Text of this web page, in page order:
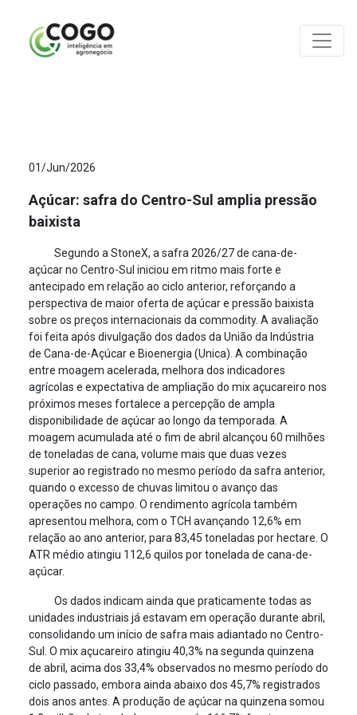
01/Jun/2026
Açúcar: safra do Centro-Sul amplia pressão
baixista
Segundo a StoneX, a safra 2026/27 de cana-de-
açúcar no Centro-Sul iniciou em ritmo mais forte e
antecipado em relação ao ciclo anterior, reforçando a
perspectiva de maior oferta de açúcar e pressão baixista
sobre os preços internacionais da commodity. A avaliação
foi feita após divulgação dos dados da União da Indústria
de Cana-de-Açúcar e Bioenergia (Unica). A combinação
entre moagem acelerada, melhora dos indicadores
agrícolas e expectativa de ampliação do mix açucareiro nos
próximos meses fortalece a percepção de ampla
disponibilidade de açúcar ao longo da temporada. A
moagem acumulada até o fim de abril alcançou 60 milhões
de toneladas de cana, volume mais que duas vezes
superior ao registrado no mesmo período da safra anterior,
quando o excesso de chuvas limitou o avanço das
operações no campo. O rendimento agrícola também
apresentou melhora, com o TCH avançando 12,6% em
relação ao ano anterior, para 83,45 toneladas por hectare. O
ATR médio atingiu 112,6 quilos por tonelada de cana-de-
açúcar.
Os dados indicam ainda que praticamente todas as
unidades industriais já estavam em operação durante abril,
consolidando um início de safra mais adiantado no Centro-
Sul. O mix açucareiro atingiu 40,3% na segunda quinzena
de abril, acima dos 33,4% observados no mesmo período do
ciclo passado, embora ainda abaixo dos 45,7% registrados
dois anos antes. A produção de açúcar na quinzena somou